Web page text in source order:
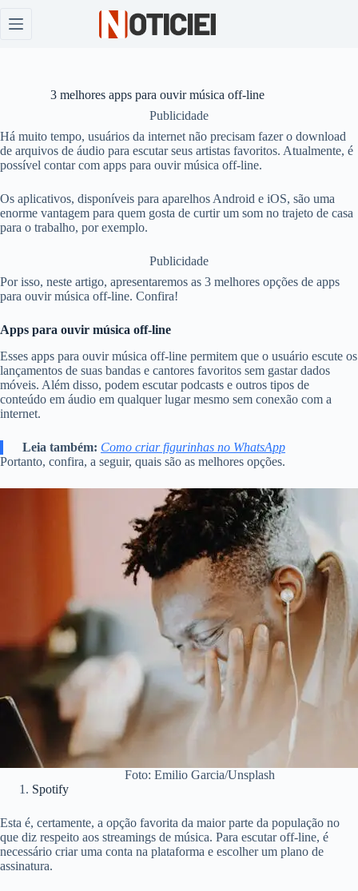
para
3 melhores apps para ouvir música off-line
Publicidade
Há muito tempo, usuários da internet não precisam fazer o download
de arquivos de áudio para escutar seus artistas favoritos. Atualmente, é
possível contar com apps para ouvir música off-line.
Os aplicativos, disponíveis para aparelhos Android e iOS, são uma
enorme vantagem para quem gosta de curtir um som no trajeto de casa
para o trabalho, por exemplo.
Publicidade
Por isso, neste artigo, apresentaremos as 3 melhores opções de apps
para ouvir música off-line. Confira!
Apps para ouvir música off-line
Esses apps para ouvir música off-line permitem que o usuário escute os
lançamentos de suas bandas e cantores favoritos sem gastar dados
móveis. Além disso, podem escutar podcasts e outros tipos de
conteúdo em áudio em qualquer lugar mesmo sem conexão com a
internet.
Leia também: Como criar figurinhas no WhatsApp
Portanto, confira, a seguir, quais são as melhores opções.
Foto: Emilio Garcia/Unsplash
Spotify
Esta é, certamente, a opção favorita da maior parte da população no
que diz respeito aos streamings de música. Para escutar off-line, é
necessário criar uma conta na plataforma e escolher um plano de
assinatura.